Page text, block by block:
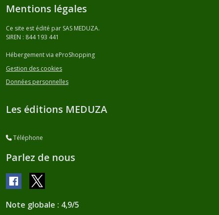
Mentions légales
Ce site est édité par SAS MEDUZA.
SIREN : 844 193 441
Hébergement via eProShopping
Gestion des cookies
Données personnelles
Les éditions MEDUZA
Téléphone
Parlez de nous
Note globale : 4,9/5